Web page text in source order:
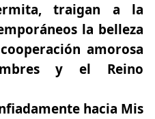
traigan a la
la belleza
amorosa
y el Reino
hacia Mis